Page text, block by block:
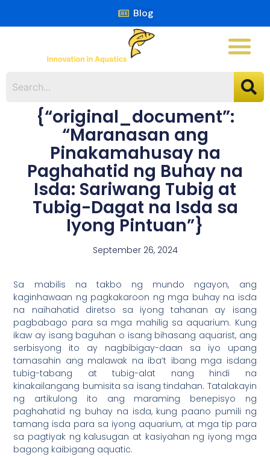
Blog
{“original_document”:
“Maranasan ang
Pinakamahusay na
Paghahatid ng Buhay na
Isda: Sariwang Tubig at
Tubig-Dagat na Isda sa
Iyong Pintuan”}
September 26, 2024
Sa mabilis na takbo ng mundo ngayon, ang
kaginhawaan ng pagkakaroon ng mga buhay na isda
na naihahatid diretso sa iyong tahanan ay isang
pagbabago para sa mga mahilig sa aquarium. Kung
ikaw ay isang baguhan o isang bihasang aquarist, ang
serbisyong ito ay nagbibigay-daan sa iyo upang
tamasahin ang malawak na iba’t ibang mga isdang
tubig-tabang at tubig-alat nang hindi na
kinakailangang bumisita sa isang tindahan. Tatalakayin
ng artikulong ito ang maraming benepisyo ng
paghahatid ng buhay na isda, kung paano pumili ng
tamang isda para sa iyong aquarium, at mga tip para
sa pagtiyak ng kalusugan at kasiyahan ng iyong mga
bagong kaibigang aquatic.